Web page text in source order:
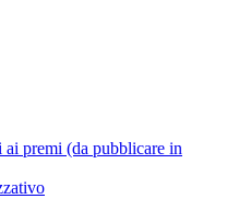
premi (da pubblicare in